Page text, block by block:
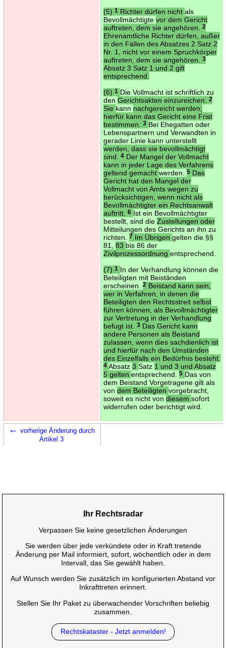
(5) 1Richter dürfen nicht als
Bevollmächtigte vor dem Gericht
auftreten, dem sie angehören.
2
Ehrenamtliche Richter dürfen, außer
in den Fällen des Absatzes 2 Satz 2
Nr. 1, nicht vor einem Spruchkörper
auftreten, dem sie angehören.
3
Absatz 3 Satz 1 und 2 gilt
entsprechend.
(6) 1 Die Vollmacht ist schriftlich zu
den Gerichtsakten einzureichen. 2
Sie kann nachgereicht werden;
hierfür kann das Gericht eine Frist
bestimmen.
3 Bei Ehegatten oder
Lebenspartnern und Verwandten in
gerader Linie kann unterstellt
werden, dass sie bevollmächtigt
sind.
4Der Mangel der Vollmacht
kann in jeder Lage des Verfahrens
geltend gemacht werden. 5Das
Gericht hat den Mangel der
Vollmacht von Amts wegen zu
berücksichtigen, wenn nicht als
Bevollmächtigter ein Rechtsanwalt
auftritt.
6 Ist ein Bevollmächtigter
bestellt, sind die Zustellungen oder
Mitteilungen des Gerichts an ihn zu
richten.
7Im Übrigen gelten die §§
81, 83 bis 86 der
Zivilprozessordnung entsprechend.
(7) 1 In der Verhandlung können die
Beteiligten mit Beiständen
erscheinen.
2Beistand kann sein,
wer in Verfahren, in denen die
Beteiligten den Rechtsstreit selbst
führen können, als Bevollmächtigter
zur Vertretung in der Verhandlung
befugt ist.
3Das Gericht kann
andere Personen als Beistand
zulassen, wenn dies sachdienlich ist
und hierfür nach den Umständen
des Einzelfalls ein Bedürfnis besteht.
4 Absatz 3 Satz 1 und 3 und Absatz
5 gelten entsprechend. 5 Das von
dem Beistand Vorgetragene gilt als
von dem Beteiligten vorgebracht,
soweit es nicht von diesem sofort
widerrufen oder berichtigt wird.
← vorherige Änderung durch
Artikel 3
Ihr Rechtsradar
Verpassen Sie keine gesetzlichen Änderungen
Sie werden über jede verkündete oder in Kraft tretende
Änderung per Mail informiert, sofort, wöchentlich oder in dem
Intervall, das Sie gewählt haben.
Auf Wunsch werden Sie zusätzlich im konfigurierten Abstand vor
Inkrafttreten erinnert.
Stellen Sie Ihr Paket zu überwachender Vorschriften beliebig
zusammen.
Rechtskataster - Jetzt anmelden!